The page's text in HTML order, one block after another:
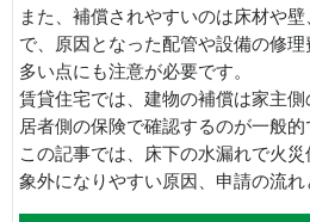
また、補償されやすいのは床材や
で、原因となった配管や設備の修
多い点にも注意が必要です。
賃貸住宅では、建物の補償は家主
居者側の保険で確認するのが一般的
この記事では、床下の水漏れで火
象外になりやすい原因、申請の流れ